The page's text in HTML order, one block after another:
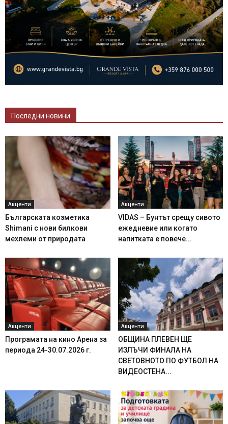
Последни новини
Акценти
Българската козметика
Shimani с нови билкови
мехлеми от природата
Акценти
VIDAS – Бунтът срещу сивото
ежедневие или когато
напитката е повече...
Акценти
Програмата на кино Арена за
периода 24-30.07.2026 г.
Акценти
ОБЩИНА ПЛЕВЕН ЩЕ
ИЗЛЪЧИ ФИНАЛА НА
СВЕТОВНОТО ПО ФУТБОЛ НА
ВИДЕОСТЕНА...